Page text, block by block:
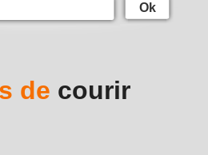
Ok
de courir